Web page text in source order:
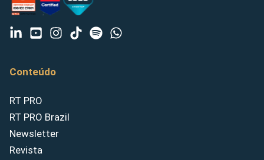
Conteúdo
RT PRO
RT PRO Brazil
Newsletter
Revista